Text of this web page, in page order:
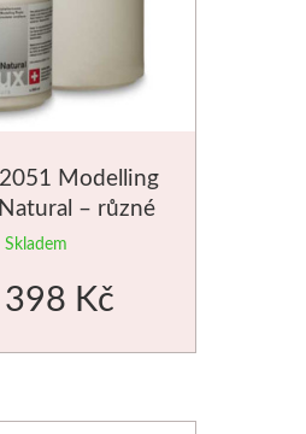
Modelling
– různé
velikosti
Skladem
398 Kč